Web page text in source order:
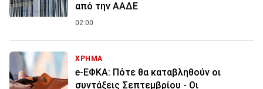
από την ΑΑΔΕ
02:00
ΧΡΗΜΑ
e-ΕΦΚΑ: Πότε θα καταβληθούν οι
συντάξεις Σεπτεμβρίου - Οι